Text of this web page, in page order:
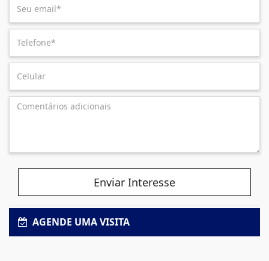
Enviar Interesse
AGENDE UMA VISITA